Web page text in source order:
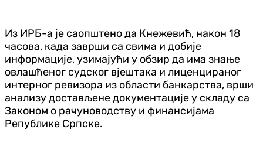
Из ИРБ-а је саопштено да Кнежевић, након 18
часова, када заврши са свима и добије
информације, узимајући у обзир да има знање
овлашћеног судског вјештака и лиценцираног
интерног ревизора из области банкарства, врши
анализу достављене документације у складу са
Законом о рачуноводству и финансијама
Републике Српске.